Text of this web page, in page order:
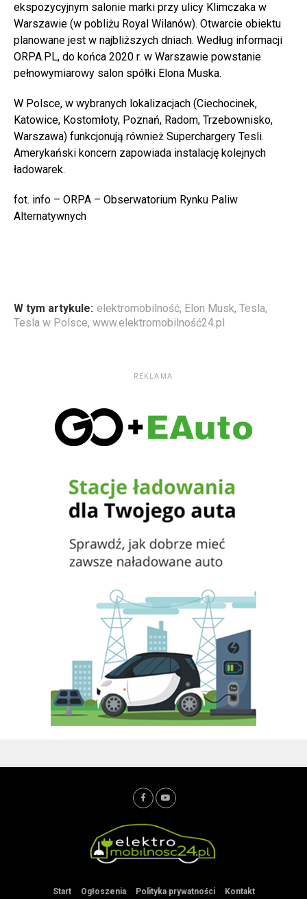
ekspozycyjnym salonie marki przy ulicy Klimczaka w
Warszawie (w pobliżu Royal Wilanów). Otwarcie obiektu
planowane jest w najbliższych dniach. Według informacji
ORPA.PL, do końca 2020 r. w Warszawie powstanie
pełnowymiarowy salon spółki Elona Muska.
W Polsce, w wybranych lokalizacjach (Ciechocinek,
Katowice, Kostomłoty, Poznań, Radom, Trzebownisko,
Warszawa) funkcjonują również Superchargery Tesli.
Amerykański koncern zapowiada instalację kolejnych
ładowarek.
fot. info – ORPA – Obserwatorium Rynku Paliw
Alternatywnych
W tym artykule: elektromobilność, Elon Musk, Tesla,
Tesla w Polsce, www.elektromobilność24.pl
REKLAMA
Start Ogłoszenia Polityka prywatności Kontakt